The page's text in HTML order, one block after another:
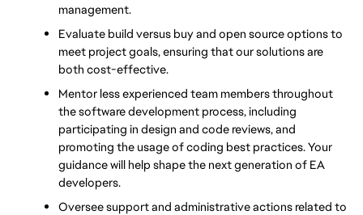
management.
Evaluate build versus buy and open source options to
meet project goals, ensuring that our solutions are
both cost-effective.
Mentor less experienced team members throughout
the software development process, including
participating in design and code reviews, and
promoting the usage of coding best practices. Your
guidance will help shape the next generation of EA
developers.
Oversee support and administrative actions related to